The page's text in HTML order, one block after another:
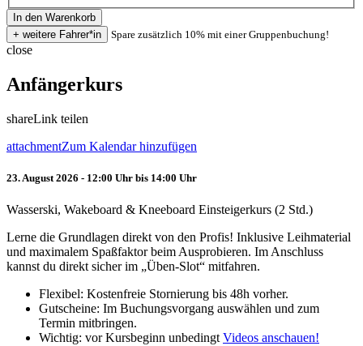
Spare zusätzlich 10% mit einer Gruppenbuchung!
close
Anfängerkurs
shareLink teilen
attachmentZum Kalendar hinzufügen
23. August 2026 - 12:00 Uhr bis 14:00 Uhr
Wasserski, Wakeboard & Kneeboard Einsteigerkurs (2 Std.)
Lerne die Grundlagen direkt von den Profis! Inklusive Leihmaterial
und maximalem Spaßfaktor beim Ausprobieren. Im Anschluss
kannst du direkt sicher im „Üben-Slot“ mitfahren.
Flexibel: Kostenfreie Stornierung bis 48h vorher.
Gutscheine: Im Buchungsvorgang auswählen und zum
Termin mitbringen.
Wichtig: vor Kursbeginn unbedingt Videos anschauen!